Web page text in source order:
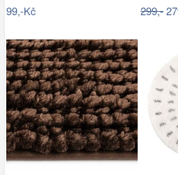
99,-Kč 299,-